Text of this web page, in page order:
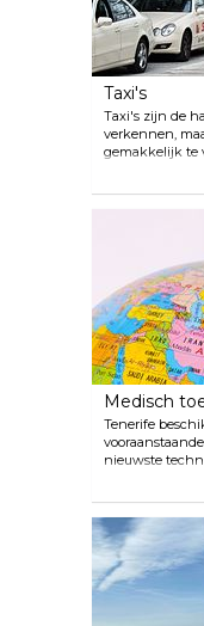
Taxi's
Taxi's zijn de
verkennen,
gemakkelijk te
Medisch
Tenerife
nieuwste
land, maar
opzichte van
Amerika. Dit
Verder is het
voor en na de
aanvullende